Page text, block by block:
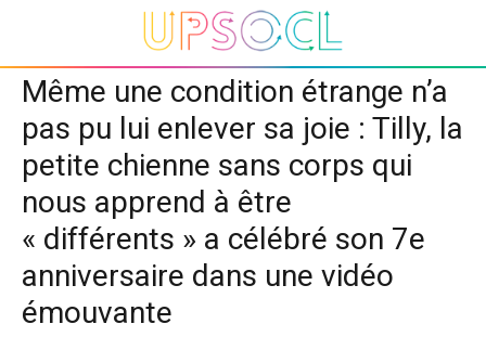
Même une condition étrange n’a
pas pu lui enlever sa joie : Tilly, la
petite chienne sans corps qui
nous apprend à être
« différents » a célébré son 7e
anniversaire dans une vidéo
émouvante